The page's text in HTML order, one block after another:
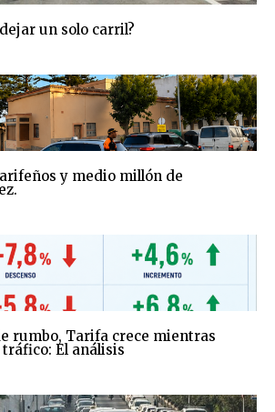
un solo carril?
y medio millón de
rumbo, Tarifa crece mientras
El análisis